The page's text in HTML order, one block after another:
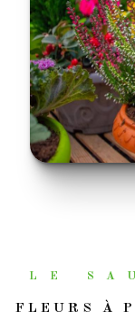
LE
FLEURS À